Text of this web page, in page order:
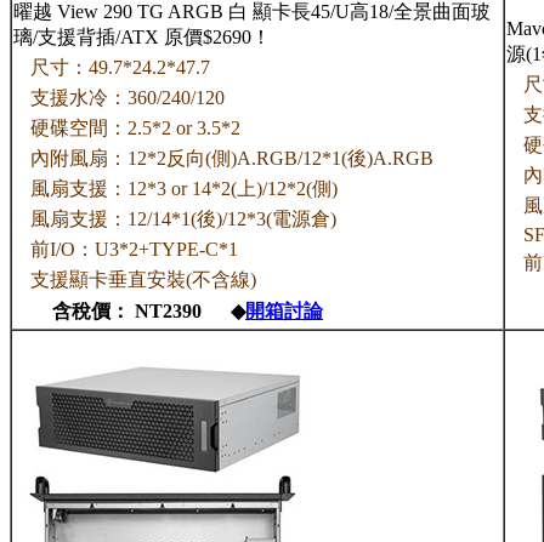
曜越 View 290 TG ARGB 白 顯卡長45/U高18/全景曲面玻
璃/支援背插/ATX 原價$2690！
尺寸：49.7*24.2*47.7
支援水冷：360/240/120
硬碟空間：2.5*2 or 3.5*2
內附風扇：12*2反向(側)A.RGB/12*1(後)A.RGB
風扇支援：12*3 or 14*2(上)/12*2(側)
風扇支援：12/14*1(後)/12*3(電源倉)
前I/O：U3*2+TYPE-C*1
支援顯卡垂直安裝(不含線)
含稅價： NT2390 ◆開箱討論
源